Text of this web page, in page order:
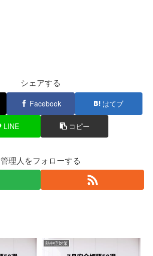
シェアする
Facebook はてブ
LINE コピー
管理人をフォローする
熱中症対策